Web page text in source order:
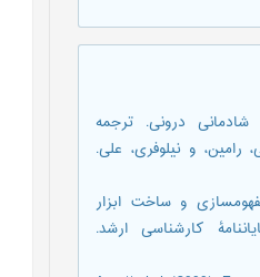
مارتین (1392). شادمانی درونی. ترجمه
و نیلوفری، علی.
زهره (1395). مفهومسازی و ساخت ابزار
کارشناسی ارشد.